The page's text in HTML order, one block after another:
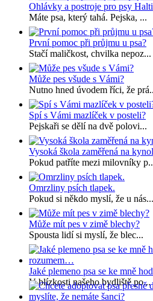
Ohlávky a postroje pro psy Halti
Máte psa, který tahá. Pejska, ...
První pomoc při průjmu u psa?
Stačí maličkost, chvilka nepoz...
Může pes všude s Vámi?
Nutno hned úvodem říci, že
Spí s Vámi mazlíček v posteli?
Pejskaři se dělí na dvě polovi...
Vysoká škola zaměřená na
Pokud patříte mezi milovníky
Omrzliny psích tlapek.
Pokud si někdo myslí, že u nás...
Může mít pes v zimě blechy?
Spousta lidí si myslí, že blec...
Jaké plemeno psa se ke mně
V blízkosti našeho bydliště po...